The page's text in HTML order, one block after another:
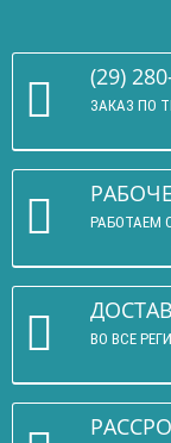
(29)
ЗАКАЗ ПО
РАБОТАЕМ
ВО ВСЕ